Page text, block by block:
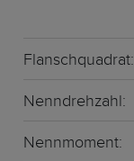
Flanschquadrat:
Nenndrehzahl:
Nennmoment: